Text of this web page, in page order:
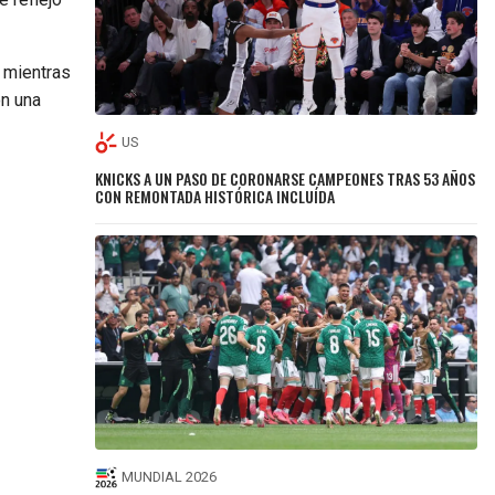
mientras
una
US
KNICKS A UN PASO DE CORONARSE CAMPEONES TRAS 53 AÑOS
CON REMONTADA HISTÓRICA INCLUÍDA
MUNDIAL 2026